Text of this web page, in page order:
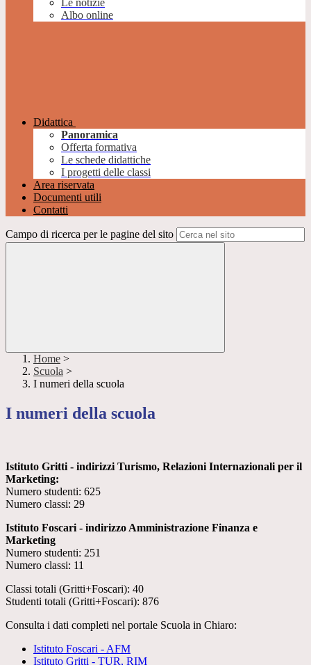
Le notizie
Albo online
Didattica
Panoramica
Offerta formativa
Le schede didattiche
I progetti delle classi
Area riservata
Documenti utili
Contatti
Campo di ricerca per le pagine del sito
Home >
Scuola >
I numeri della scuola
I numeri della scuola
Istituto Gritti - indirizzi Turismo, Relazioni Internazionali per il
Marketing:
Numero studenti: 625
Numero classi: 29
Istituto Foscari - indirizzo Amministrazione Finanza e
Marketing
Numero studenti: 251
Numero classi: 11
Classi totali (Gritti+Foscari): 40
Studenti totali (Gritti+Foscari): 876
Consulta i dati completi nel portale Scuola in Chiaro:
Istituto Foscari - AFM
Istituto Gritti - TUR, RIM